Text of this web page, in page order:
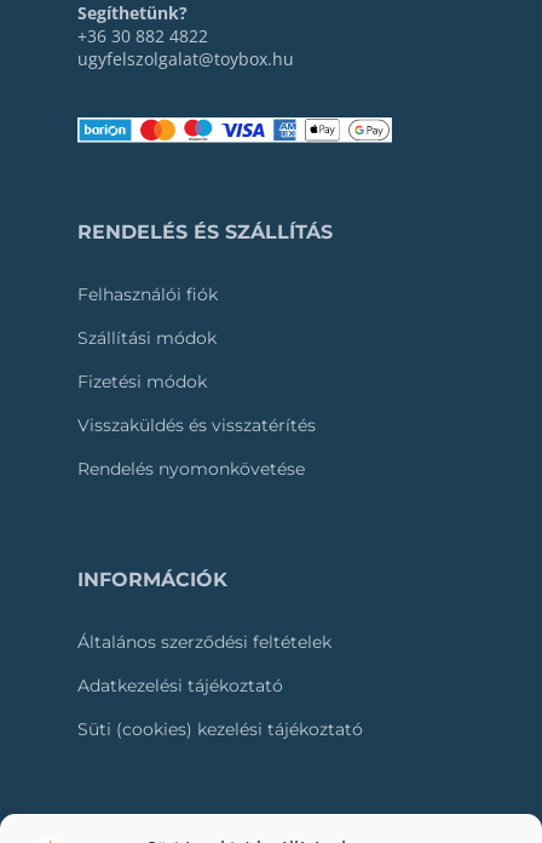
Segíthetünk?
+36 30 882 4822
ugyfelszolgalat@toybox.hu
RENDELÉS ÉS SZÁLLÍTÁS
Felhasználói fiók
Szállítási módok
Fizetési módok
Visszaküldés és visszatérítés
Rendelés nyomonkövetése
INFORMÁCIÓK
Általános szerződési feltételek
Adatkezelési tájékoztató
Süti (cookies) kezelési tájékoztató